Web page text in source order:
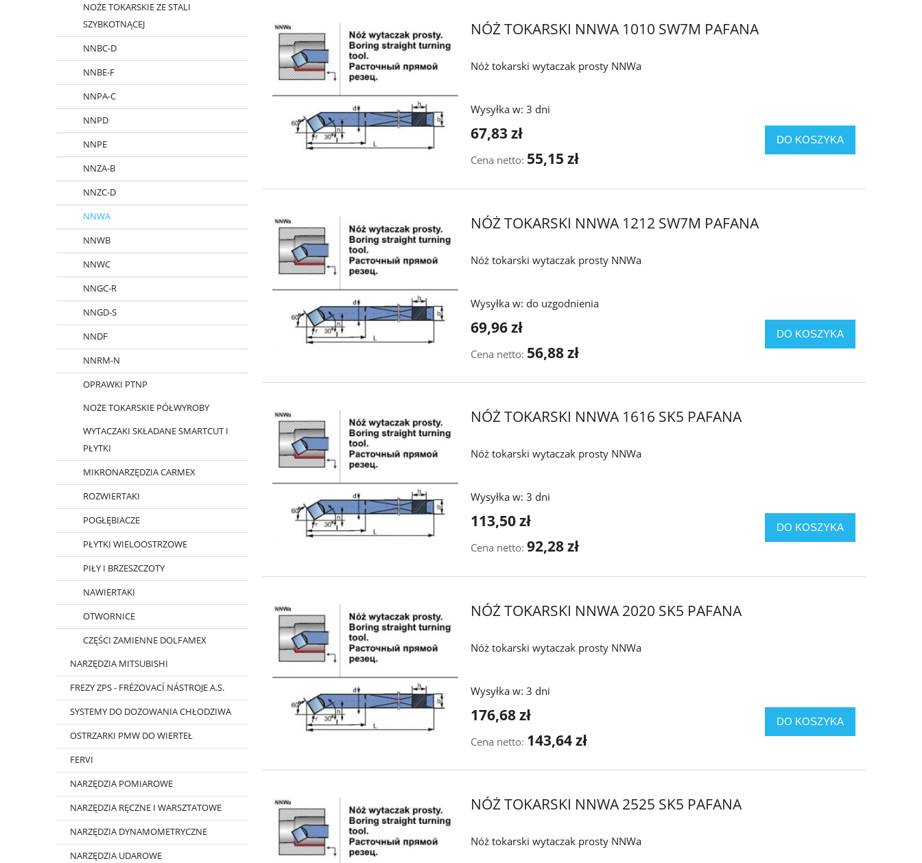
NOŻE TOKARSKIE ZE STALI
SZYBKOTNĄCEJ
NNBC-D
NNBE-F
NNPA-C
NNPD
NNPE
NNZA-B
NNZC-D
NNWA
NNWB
NNWC
NNGC-R
NNGD-S
NNDF
NNRM-N
OPRAWKI PTNP
NOŻE TOKARSKIE PÓŁWYROBY
WYTACZAKI SKŁADANE SMARTCUT I
PŁYTKI
MIKRONARZĘDZIA CARMEX
ROZWIERTAKI
POGŁĘBIACZE
PŁYTKI WIELOOSTRZOWE
PIŁY I BRZESZCZOTY
NAWIERTAKI
OTWORNICE
CZĘŚCI ZAMIENNE DOLFAMEX
NARZĘDZIA MITSUBISHI
FREZY ZPS - FRÉZOVACÍ NÁSTROJE A.S.
SYSTEMY DO DOZOWANIA CHŁODZIWA
OSTRZARKI PMW DO WIERTEŁ
FERVI
NARZĘDZIA POMIAROWE
NARZĘDZIA RĘCZNE I WARSZTATOWE
NARZĘDZIA DYNAMOMETRYCZNE
NARZĘDZIA UDAROWE
NÓŻ TOKARSKI NNWA 1010 SW7M PAFANA
Nóż tokarski wytaczak prosty NNWa
Wysyłka w: 3 dni
67,83 zł
Cena netto: 55,15 zł
DO KOSZYKA
NÓŻ TOKARSKI NNWA 1212 SW7M PAFANA
Nóż tokarski wytaczak prosty NNWa
Wysyłka w: do uzgodnienia
69,96 zł
Cena netto: 56,88 zł
DO KOSZYKA
NÓŻ TOKARSKI NNWA 1616 SK5 PAFANA
Nóż tokarski wytaczak prosty NNWa
Wysyłka w: 3 dni
113,50 zł
Cena netto:92,28 zł
DO KOSZYKA
NÓŻ TOKARSKI NNWA 2020 SK5 PAFANA
Nóż tokarski wytaczak prosty NNWa
Wysyłka w: 3 dni
176,68 zł
Cena netto: 143,64 zł
DO KOSZYKA
NÓŻ TOKARSKI NNWA 2525 SK5 PAFANA
Nóż tokarski wytaczak prosty NNWa